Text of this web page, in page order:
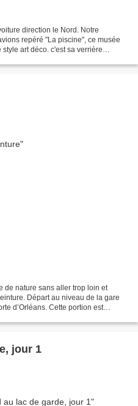
direction le Nord. Notre
repéré "La piscine", ce musée
art déco. c'est sa verrière
de nature sans aller trop loin et
Départ au niveau de la gare
d’Orléans. Cette portion est
jour 1